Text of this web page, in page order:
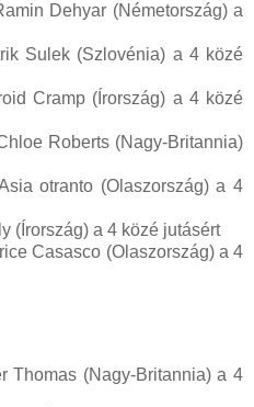
Dehyar (Németország) a
Sulek (Szlovénia) a 4 közé
Cramp (Írország) a 4 közé
Roberts (Nagy-Britannia)
otranto (Olaszország) a 4
(Írország) a 4 közé jutásért
Casasco (Olaszország) a 4
Thomas (Nagy-Britannia) a 4